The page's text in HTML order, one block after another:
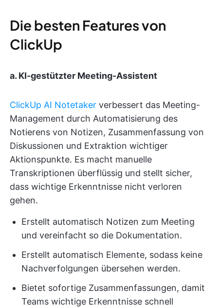
Die besten Features von
ClickUp
a. KI-gestützter Meeting-Assistent
ClickUp AI Notetaker verbessert das Meeting-
Management durch Automatisierung des
Notierens von Notizen, Zusammenfassung von
Diskussionen und Extraktion wichtiger
Aktionspunkte. Es macht manuelle
Transkriptionen überflüssig und stellt sicher,
dass wichtige Erkenntnisse nicht verloren
gehen.
Erstellt automatisch Notizen zum Meeting
und vereinfacht so die Dokumentation.
Erstellt automatisch Elemente, sodass keine
Nachverfolgungen übersehen werden.
Bietet sofortige Zusammenfassungen, damit
Teams wichtige Erkenntnisse schnell